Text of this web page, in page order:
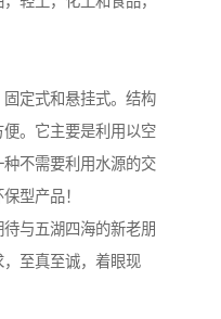
定式和悬挂式。结构
。它主要是利用以空
不需要利用水源的交
型产品！
与五湖四海的新老朋
至真至诚，着眼现